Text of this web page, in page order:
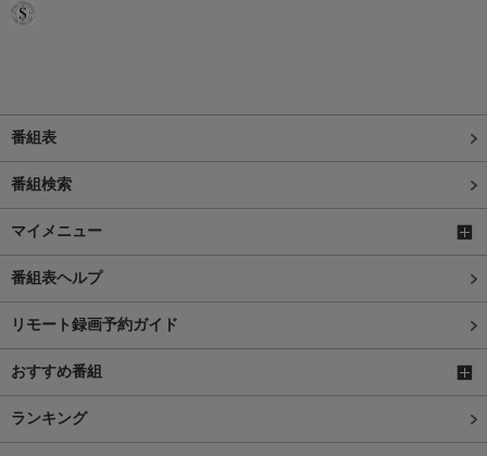
番組表
番組検索
マイメニュー
番組表ヘルプ
リモート録画予約ガイド
おすすめ番組
ランキング